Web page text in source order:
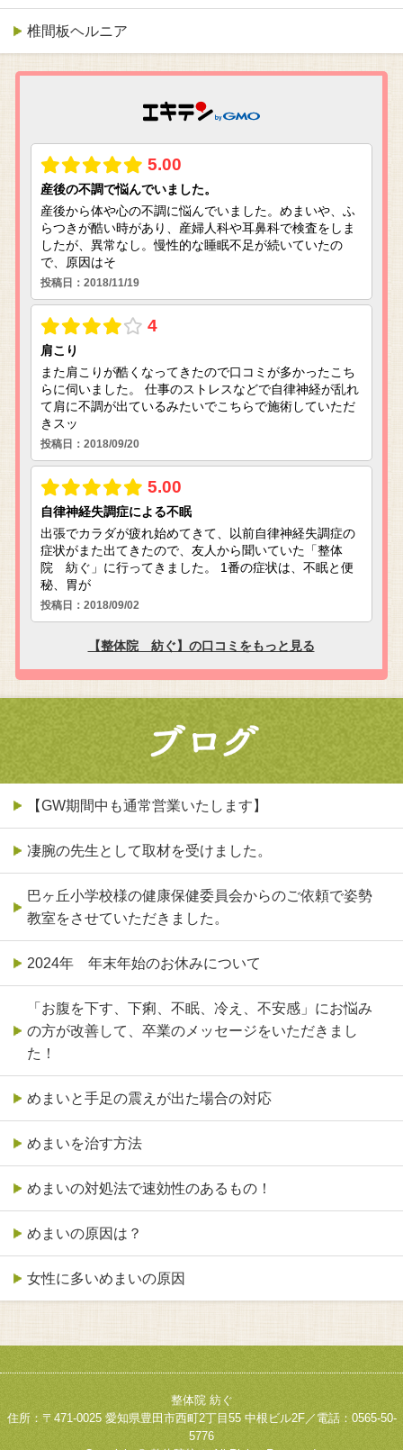
椎間板ヘルニア
【GW期間中も通常営業いたします】
凄腕の先生として取材を受けました。
巴ヶ丘小学校様の健康保健委員会からのご依頼で姿勢
教室をさせていただきました。
2024年 年末年始のお休みについて
「お腹を下す、下痢、不眠、冷え、不安感」にお悩み
の方が改善して、卒業のメッセージをいただきまし
た！
めまいと手足の震えが出た場合の対応
めまいを治す方法
めまいの対処法で速効性のあるもの！
めまいの原因は？
女性に多いめまいの原因
整体院 紡ぐ
住所：〒471-0025 愛知県豊田市西町2丁目55 中根ビル2F／電話：0565-50-
5776